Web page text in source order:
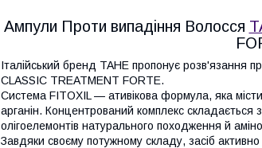
Ампули Проти випадіння Волосся
Італійський бренд TAHE пропонує розв'язання
CLASSIC TREATMENT FORTE.
Система FITOXIL — ативікова формула, яка
арганін. Концентрований комплекс складається
олігоелемонтів натурального походження й
Завдяки своєму потужному складу, засіб